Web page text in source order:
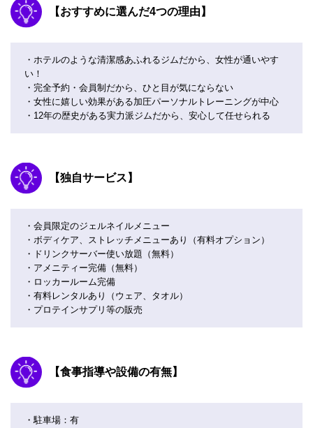
【おすすめに選んだ4つの理由】
・ホテルのような清潔感あふれるジムだから、女性が通いやす
い！
・完全予約・会員制だから、ひと目が気にならない
・女性に嬉しい効果がある加圧パーソナルトレーニングが中心
・12年の歴史がある実力派ジムだから、安心して任せられる
【独自サービス】
・会員限定のジェルネイルメニュー
・ボディケア、ストレッチメニューあり（有料オプション）
・ドリンクサーバー使い放題（無料）
・アメニティー完備（無料）
・ロッカールーム完備
・有料レンタルあり（ウェア、タオル）
・プロテインサプリ等の販売
【食事指導や設備の有無】
・駐車場：有